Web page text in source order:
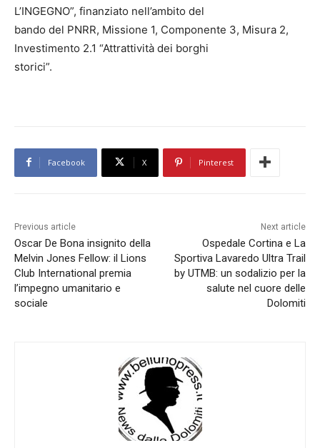
L’INGEGNO”, finanziato nell’ambito del
bando del PNRR, Missione 1, Componente 3, Misura 2,
Investimento 2.1 “Attrattività dei borghi
storici”.
Facebook X Pinterest
Previous article
Oscar De Bona insignito della
Melvin Jones Fellow: il Lions
Club International premia
l’impegno umanitario e
sociale
Next article
Ospedale Cortina e La
Sportiva Lavaredo Ultra Trail
by UTMB: un sodalizio per la
salute nel cuore delle
Dolomiti